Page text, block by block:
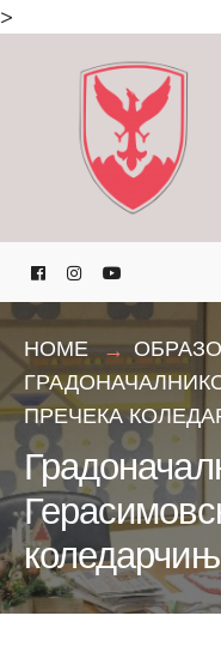
>
HOME
ПРЕЧЕКА